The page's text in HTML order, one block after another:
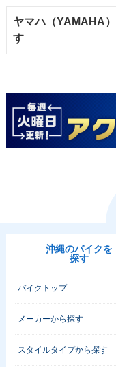
ヤマハ（YAMAHA
す
沖縄のバイクを
探す
バイクトップ
メーカーから探す
スタイルタイプから探す